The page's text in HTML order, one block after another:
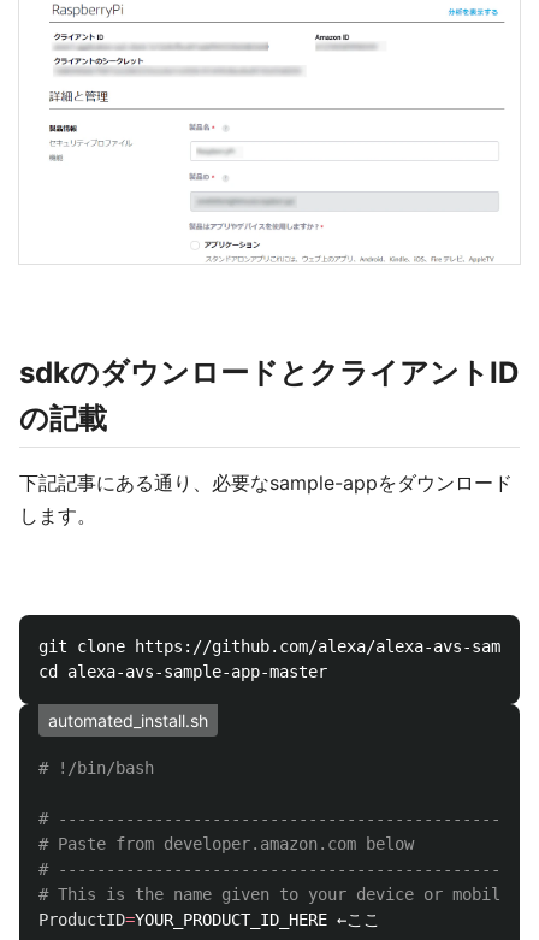
sdkのダウンロードとクライアントID
の記載
下記記事にある通り、必要なsample-appをダウンロード
します。
git clone https://github.com/alexa/alexa-avs-
automated_install.sh
# !/bin/bash
#
# Paste from developer.amazon.com below
#
# This is the name given to your device or mobile
ProductID=YOUR_PRODUCT_ID_HERE ←ここ